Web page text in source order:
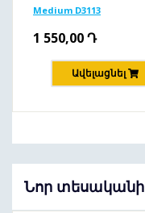
Medium D3113
1 550,00Դ
Ավելացնել
Նոր տեսականի